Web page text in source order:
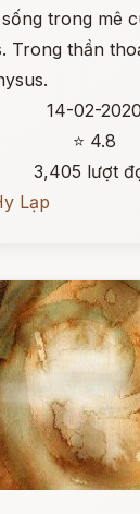
trong mê
Trong thần
14-02-2020
⭐ 4.8
3,405 lượt
Lạp